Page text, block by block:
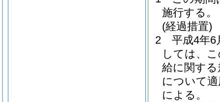
施行する。
(経過措置)
2
平成4年6
しては、
給に関する
について
による。